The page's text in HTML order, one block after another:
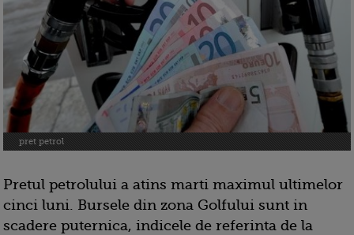
pret petrol
Pretul petrolului a atins marti maximul ultimelor
cinci luni. Bursele din zona Golfului sunt in
scadere puternica, indicele de referinta de la